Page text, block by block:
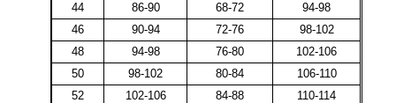
44
86-90 68-72
94-98
46
90-94 72-76
98-102
48
94-98 76-80
102-106
50
98-102 80-84
106-110
52
102-106 84-88
110-114